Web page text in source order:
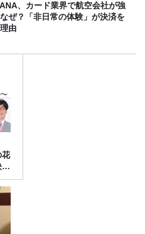
、カード業界で航空会社が強
ぜ？「非日常の体験」が決済を
由
花